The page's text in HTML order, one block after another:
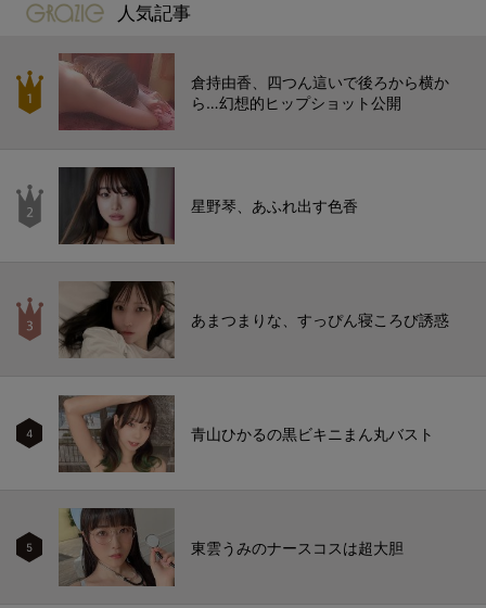
gravure-grazie
人気記事
倉持由香、四つん這いで後ろから横か
ら…幻想的ヒップショット公開
星野琴、あふれ出す色香
あまつまりな、すっぴん寝ころび誘惑
4 青山ひかるの黒ビキニまん丸バスト
5 東雲うみのナースコスは超大胆